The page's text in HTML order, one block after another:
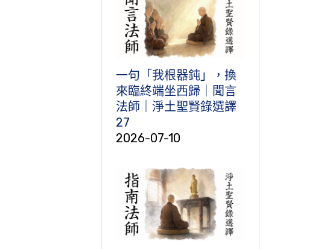
一句「我根器鈍」，換
來臨終端坐西歸｜聞言
法師｜淨土聖賢錄選譯
27
2026-07-10